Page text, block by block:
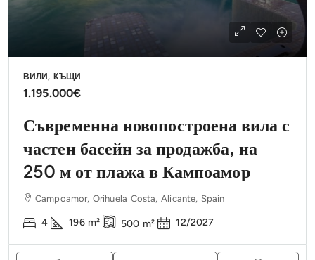
ВИЛИ, КЪЩИ
1.195.000€
Съвременна новопостроена вила с
частен басейн за продажба, на
250 м от плажа в Кампоамор
Campoamor, Orihuela Costa, Alicante, Spain
4 196 m² 500 m² 12/2027